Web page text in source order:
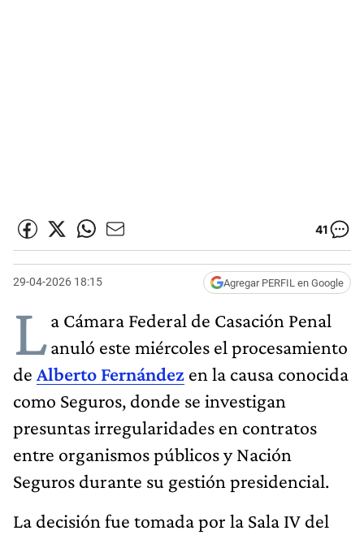
41
29-04-2026 18:15 Agregar PERFIL en Google
La Cámara Federal de Casación Penal
anuló este miércoles el procesamiento
de Alberto Fernández en la causa conocida
como Seguros, donde se investigan
presuntas irregularidades en contratos
entre organismos públicos y Nación
Seguros durante su gestión presidencial.
La decisión fue tomada por la Sala IV del